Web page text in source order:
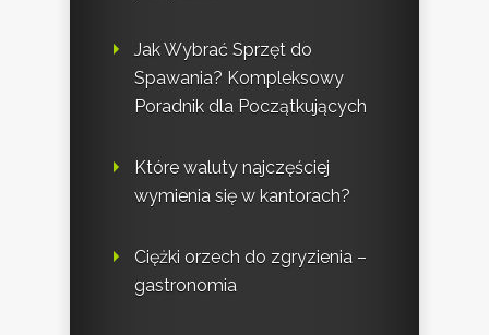
Jak Wybrać Sprzęt do
Spawania? Kompleksowy
Poradnik dla Początkujących
Które waluty najczęściej
wymienia się w kantorach?
Ciężki orzech do zgryzienia –
gastronomia